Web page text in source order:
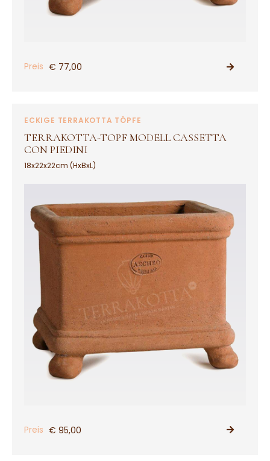
Preis € 77,00
PRODUKT ANSEHEN
ECKIGE TERRAKOTTA TÖPFE
TERRAKOTTA-TOPF MODELL CASSETTA
CON PIEDINI
18x22x22cm (HxBxL)
Preis € 95,00
PRODUKT ANSEHEN